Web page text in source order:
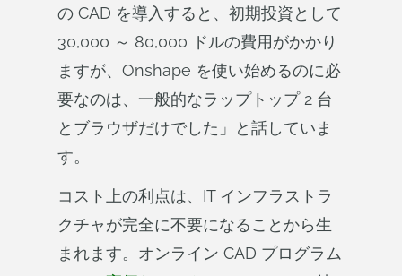
の CAD を導入すると、初期投資として
30,000 ～ 80,000 ドルの費用がかかり
ますが、Onshape を使い始めるのに必
要なのは、一般的なラップトップ 2 台
とブラウザだけでした」と話していま
す。
コスト上の利点は、IT インフラストラ
クチャが完全に不要になることから生
まれます。オンライン CAD プログラム